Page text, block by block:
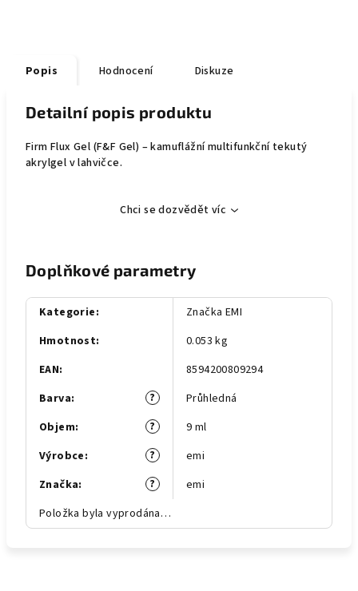
Popis Hodnocení Diskuze
Detailní popis produktu
Firm Flux Gel (F&F Gel) – kamuflážní multifunkční tekutý
akrylgel v lahvičce.
Chci se dozvědět víc
Doplňkové parametry
Kategorie:
Značka EMI
Hmotnost:
0.053 kg
EAN:
8594200809294
?
Barva:
Průhledná
?
Objem:
9 ml
?
Výrobce:
emi
?
Značka:
emi
Položka byla vyprodána…